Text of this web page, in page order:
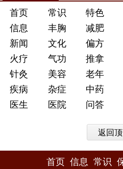
首页 常识 特色
信息
丰胸 减肥
新闻
文化 偏方
火疗
气功 推拿
针灸
美容 老年
疾病
杂症 中药
医生
医院 问答
返回
首页 信息 常识